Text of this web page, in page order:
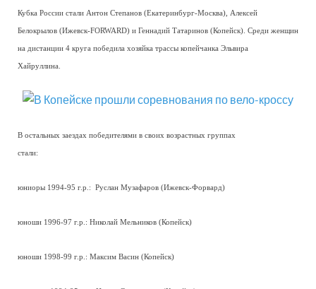
Кубка России стали Антон Степанов (Екатеринбург-Москва), Алексей
Белокрылов (Ижевск-FORWARD) и Геннадий Татаринов (Копейск). Среди женщин
на дистанции 4 круга победила хозяйка трассы копейчанка Эльвира
Хайруллина.
В остальных заездах победителями в своих возрастных группах
стали:
юниоры 1994-95 г.р.: Руслан Музафаров (Ижевск-Форвард)
юноши 1996-97 г.р.: Николай Мельников (Копейск)
юноши 1998-99 г.р.: Максим Васин (Копейск)